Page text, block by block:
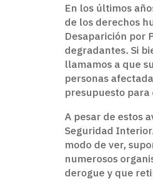
En los últimos
de los derechos
Desaparición por
degradantes. Si
llamamos a que
personas
presupuesto
A pesar de estos
Seguridad
modo de ver,
numerosos
derogue y que